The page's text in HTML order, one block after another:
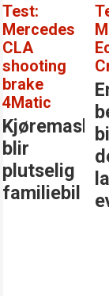
Test:
Mercedes
CLA
shooting
brake
4Matic
blir
plutselig
familiebil